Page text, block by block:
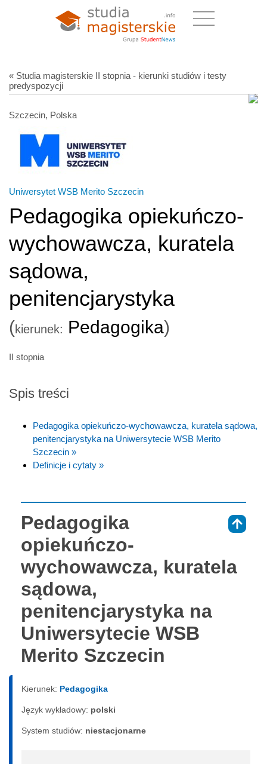
« Studia magisterskie II stopnia - kierunki studiów i testy
predyspozycji
Szczecin, Polska
Uniwersytet WSB Merito Szczecin
Pedagogika opiekuńczo-
wychowawcza, kuratela
sądowa,
penitencjarystyka
(kierunek: Pedagogika)
II stopnia
Spis treści
Pedagogika opiekuńczo-wychowawcza, kuratela sądowa,
penitencjarystyka na Uniwersytecie WSB Merito
Szczecin »
Definicje i cytaty »
Pedagogika
opiekuńczo-
wychowawcza, kuratela
sądowa,
penitencjarystyka na
Uniwersytecie WSB
Merito Szczecin
Kierunek: Pedagogika
Język wykładowy: polski
System studiów: nie­sta­cjo­nar­ne